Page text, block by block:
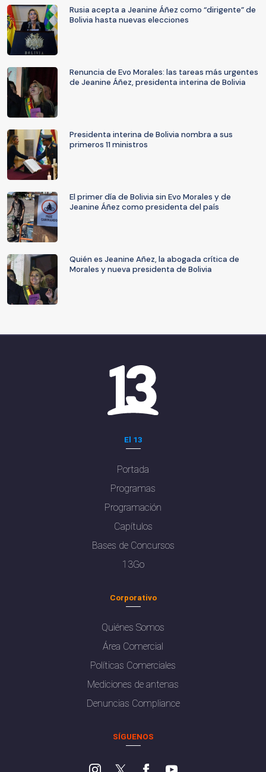
Rusia acepta a Jeanine Áñez como “dirigente” de
Bolivia hasta nuevas elecciones
Renuncia de Evo Morales: las tareas más urgentes
de Jeanine Áñez, presidenta interina de Bolivia
Presidenta interina de Bolivia nombra a sus
primeros 11 ministros
El primer día de Bolivia sin Evo Morales y de
Jeanine Áñez como presidenta del país
Quién es Jeanine Añez, la abogada crítica de
Morales y nueva presidenta de Bolivia
El 13
Portada
Programas
Programación
Capítulos
Bases de Concursos
13Go
Corporativo
Quiénes Somos
Área Comercial
Políticas Comerciales
Mediciones de antenas
Denuncias Compliance
SÍGUENOS